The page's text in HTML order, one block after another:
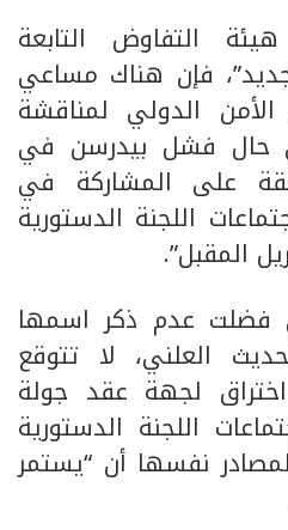
التفاوض التابعة
فإن هناك مساعي
الدولي لمناقشة
حال فشل بيدرسن في
على المشاركة في
اللجنة الدستورية
فضلت عدم ذكر اسمها
العلني، لا تتوقع
لجهة عقد جولة
اللجنة الدستورية
نفسها أن “يستمر